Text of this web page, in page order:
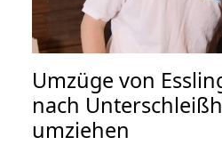
Umzüge von
nach
umziehen